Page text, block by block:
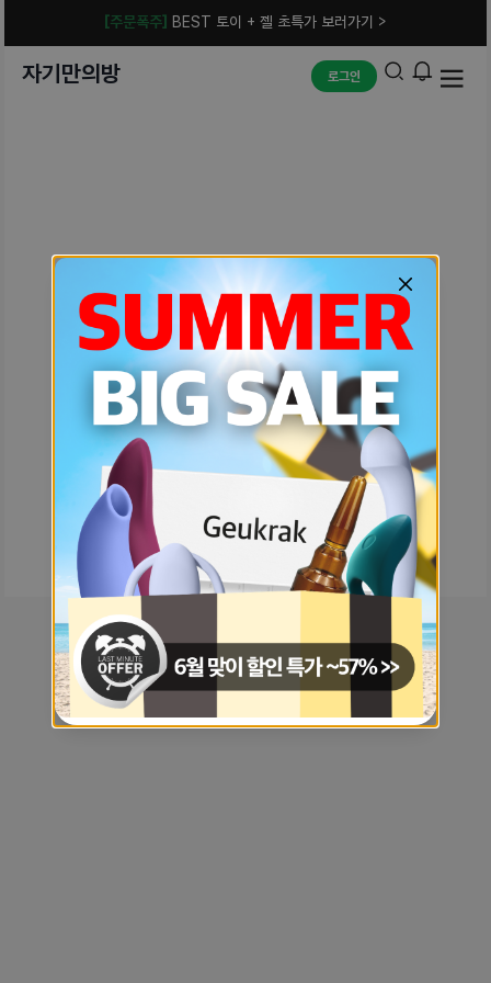
[주문폭주] BEST 토이 + 젤 초특가 보러가기 >
자기만의방 로그인
예상치 못한 에러입니다.